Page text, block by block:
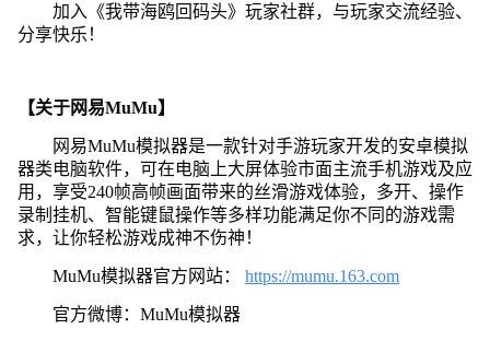
加入《我带海鸥回码头》玩家社群，与玩家交流经验、
分享快乐！
【关于网易MuMu】
网易MuMu模拟器是一款针对手游玩家开发的安卓模拟
器类电脑软件，可在电脑上大屏体验市面主流手机游戏及应
用，享受240帧高帧画面带来的丝滑游戏体验，多开、操作
录制挂机、智能键鼠操作等多样功能满足你不同的游戏需
求，让你轻松游戏成神不伤神！
MuMu模拟器官方网站： https://mumu.163.com
官方微博：MuMu模拟器